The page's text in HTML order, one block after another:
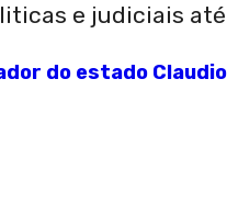
e judiciais até
do estado